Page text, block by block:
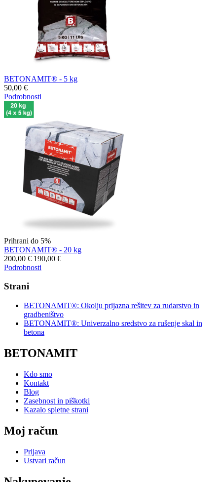
BETONAMIT® - 5 kg
50,00 €
Podrobnosti
Prihrani do 5%
BETONAMIT® - 20 kg
200,00 € 190,00 €
Podrobnosti
Strani
BETONAMIT®: Okolju prijazna rešitev za rudarstvo in
gradbeništvo
BETONAMIT®: Univerzalno sredstvo za rušenje skal in
betona
BETONAMIT
Kdo smo
Kontakt
Blog
Zasebnost in piškotki
Kazalo spletne strani
Moj račun
Prijava
Ustvari račun